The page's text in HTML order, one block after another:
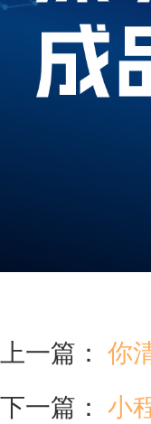
上一篇： 你
下一篇： 小